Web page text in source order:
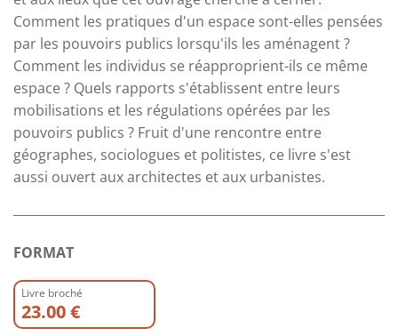
Comment les pratiques d'un espace sont-elles pensées
par les pouvoirs publics lorsqu'ils les aménagent ?
Comment les individus se réapproprient-ils ce même
espace ? Quels rapports s'établissent entre leurs
mobilisations et les régulations opérées par les
pouvoirs publics ? Fruit d'une rencontre entre
géographes, sociologues et politistes, ce livre s'est
aussi ouvert aux architectes et aux urbanistes.
FORMAT
Livre broché
23.00 €